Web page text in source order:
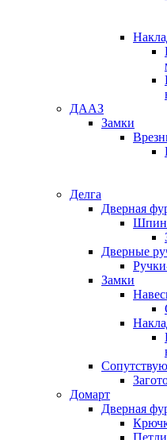
ДААЗ
Замки
Делга
Дверная
Дверные
Замки
Домарт
Дверная